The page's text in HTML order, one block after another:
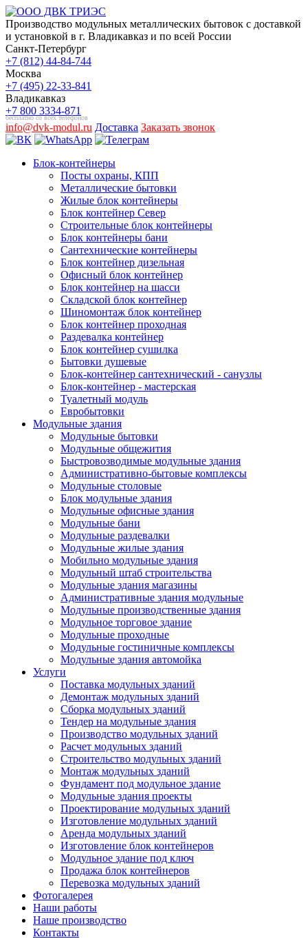
Производство модульных металлических бытовок с доставкой
и установкой в г. Владикавказ и по всей России
Санкт-Петербург
+7 (812) 44-84-744
Москва
+7 (495) 22-33-841
Владикавказ
+7 800 3334-871
бесплатно со всех телефонов
info@dvk-modul.ru Доставка Заказать звонок
Блок-контейнеры
Посты охраны, КПП
Металлические бытовки
Жилые блок контейнеры
Блок контейнер Север
Строительные блок контейнеры
Блок контейнеры бани
Сантехнические контейнеры
Блок контейнер дизельная
Офисный блок контейнер
Блок контейнер на шасси
Складской блок контейнер
Шиномонтаж блок контейнер
Блок контейнер проходная
Раздевалка контейнер
Блок контейнер сушилка
Бытовки душевые
Блок-контейнер сантехнический - санузлы
Блок-контейнер - мастерская
Туалетный модуль
Евробытовки
Модульные здания
Модульные бытовки
Модульные общежития
Быстровозводимые модульные здания
Административно-бытовые комплексы
Модульные столовые
Блок модульные здания
Модульные офисные здания
Модульные бани
Модульные раздевалки
Модульные жилые здания
Мобильно модульные здания
Модульный штаб строительства
Модульные здания магазины
Административные здания модульные
Модульные производственные здания
Модульное торговое здание
Модульные проходные
Модульные гостиничные комплексы
Модульные здания автомойка
Услуги
Поставка модульных зданий
Демонтаж модульных зданий
Сборка модульных зданий
Тендер на модульные здания
Производство модульных зданий
Расчет модульных зданий
Строительство модульных зданий
Монтаж модульных зданий
Фундамент под модульное здание
Модульные здания проекты
Проектирование модульных зданий
Изготовление модульных зданий
Аренда модульных зданий
Изготовление блок контейнеров
Модульное здание под ключ
Продажа блок контейнеров
Перевозка модульных зданий
Фотогалерея
Наши работы
Наше производство
Контакты